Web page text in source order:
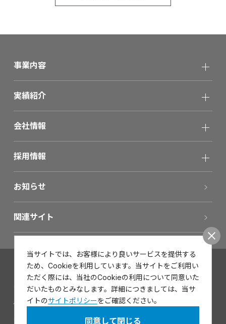
事業内容
実績紹介
会社情報
採用情報
お知らせ
関連サイト
お問い合わせ
サイトポリシー
個人情報保護方針
当サイトでは、お客様により良いサービスを提供する
ため、Cookieを利用しています。当サイトをご利用い
ただく際には、当社のCookieの利用について同意いた
だいたものとみなします。詳細につきましては、当サ
イトのサイトポリシーをご確認ください。
同意して閉じる